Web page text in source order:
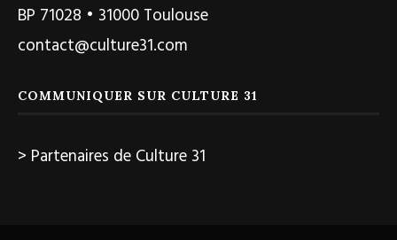
BP 71028 • 31000 Toulouse
contact@culture31.com
COMMUNIQUER SUR CULTURE 31
> Partenaires de Culture 31